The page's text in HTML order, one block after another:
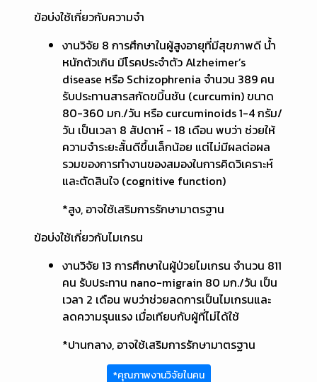
ข้อบ่งใช้เกี่ยวกับความจำ
งานวิจัย 8 การศึกษาในผู้สูงอายุที่มีสุขภาพดี น้ำ
หนักตัวเกิน มีโรคประจำตัว Alzheimer’s
disease หรือ Schizophrenia จำนวน 389 คน
รับประทานสารสกัดขมิ้นชัน (curcumin) ขนาด
80-360 มก./วัน หรือ curcuminoids 1-4 กรัม/
วัน เป็นเวลา 8 สัปดาห์ - 18 เดือน พบว่า ช่วยให้
ความจำระยะสั้นดีขึ้นเล็กน้อย แต่ไม่มีผลต่อผล
รวมของการทำงานของสมองในการคิดวิเคราะห์
และตัดสินใจ (cognitive function)
*สูง, อาจใช้เสริมการรักษามาตรฐาน
ข้อบ่งใช้เกี่ยวกับไมเกรน
งานวิจัย 13 การศึกษาในผู้ป่วยไมเกรน จำนวน 811
คน รับประทาน nano-migrain 80 มก./วัน เป็น
เวลา 2 เดือน พบว่าช่วยลดการเป็นไมเกรนและ
ลดความรุนแรง เมื่อเทียบกับผู้ที่ไม่ได้ใช้
*ปานกลาง, อาจใช้เสริมการรักษามาตรฐาน
*คุณภาพงานวิจัยในคน